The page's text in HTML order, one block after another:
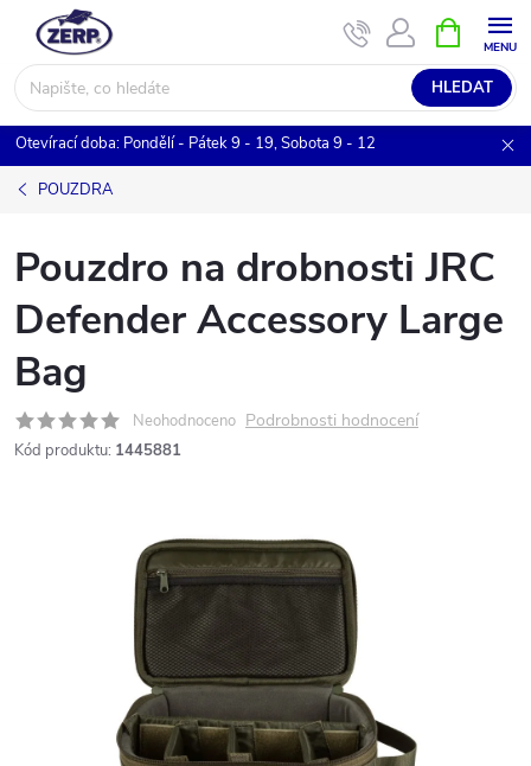
obsah
HLEDAT
NÁKUPNÍ
KOŠÍK
Otevírací doba: Pondělí - Pátek 9 - 19, Sobota 9 - 12
POUZDRA
Pouzdro na drobnosti JRC
Defender Accessory Large
Bag
Neohodnoceno Podrobnosti hodnocení
Kód produktu: 1445881